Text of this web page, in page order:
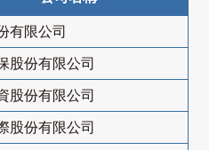
有限公司
股份有限公司
股份有限公司
股份有限公司